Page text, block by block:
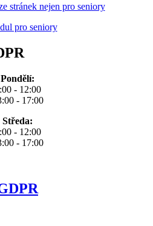
stránek nejen pro seniory
Pondělí:
- 12:00
- 17:00
Středa:
- 12:00
- 17:00